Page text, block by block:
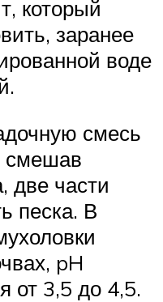
который
заранее
воде
смесь
смешав
две части
песка. В
pH
от 3,5 до 4,5.